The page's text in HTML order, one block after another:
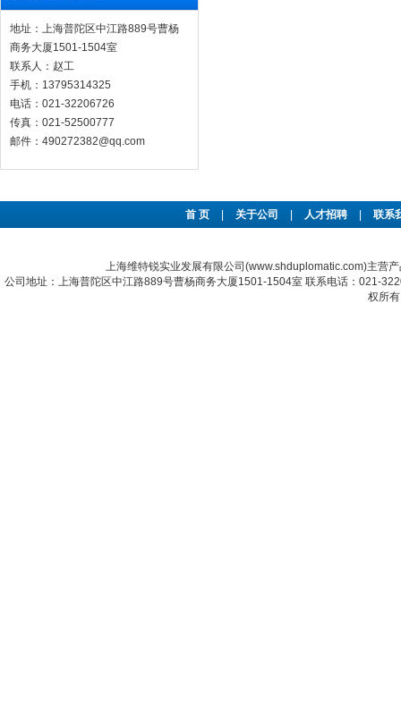
地址：上海普陀区中江路889号曹杨
商务大厦1501-1504室
联系人：赵工
手机：13795314325
电话：021-32206726
传真：021-52500777
邮件：490272382@qq.com
首 页 关于公司 人才招聘 联系
上海维特锐实业发展有限公司(www.shduplomatic.com)主营
公司地址：上海普陀区中江路889号曹杨商务大厦1501-1504室 联系电话：021-
权所